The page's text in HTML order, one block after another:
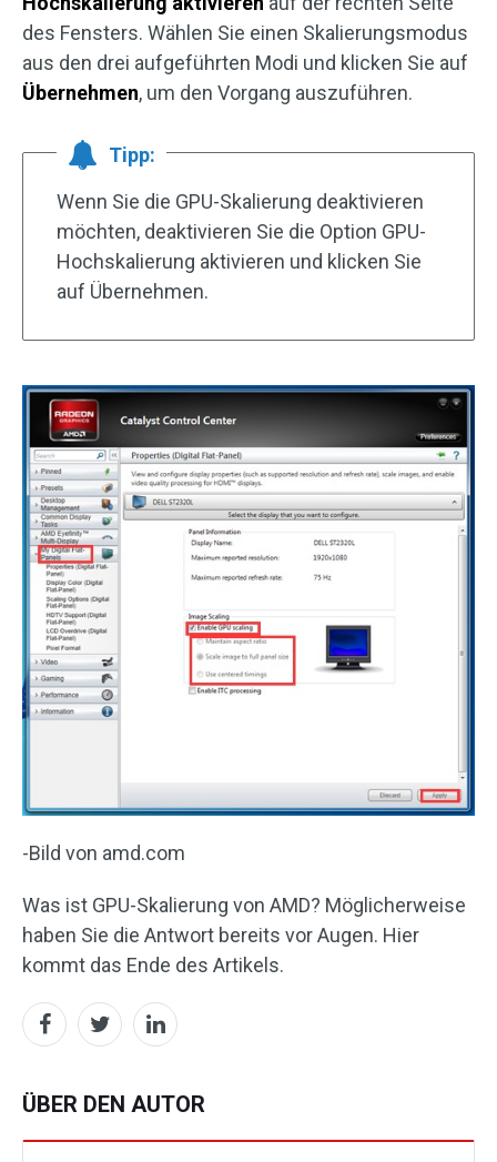
des Fensters. Wählen Sie einen Skalierungsmodus
aus den drei aufgeführten Modi und klicken Sie auf
Übernehmen, um den Vorgang auszuführen.
Tipp:
Wenn Sie die GPU-Skalierung deaktivieren
möchten, deaktivieren Sie die Option GPU-
Hochskalierung aktivieren und klicken Sie
auf Übernehmen.
-Bild von amd.com
Was ist GPU-Skalierung von AMD? Möglicherweise
haben Sie die Antwort bereits vor Augen. Hier
kommt das Ende des Artikels.
ÜBER DEN AUTOR